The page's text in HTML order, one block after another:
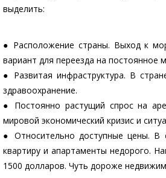
выделить:
● Расположение страны. Выход к
вариант для переезда на постоянное
● Развитая инфраструктура. В
здравоохранение.
● Постоянно растущий спрос на
мировой экономический кризис и
● Относительно доступные цены. В
квартиру и апартаменты недорого.
1500 долларов. Чуть дороже